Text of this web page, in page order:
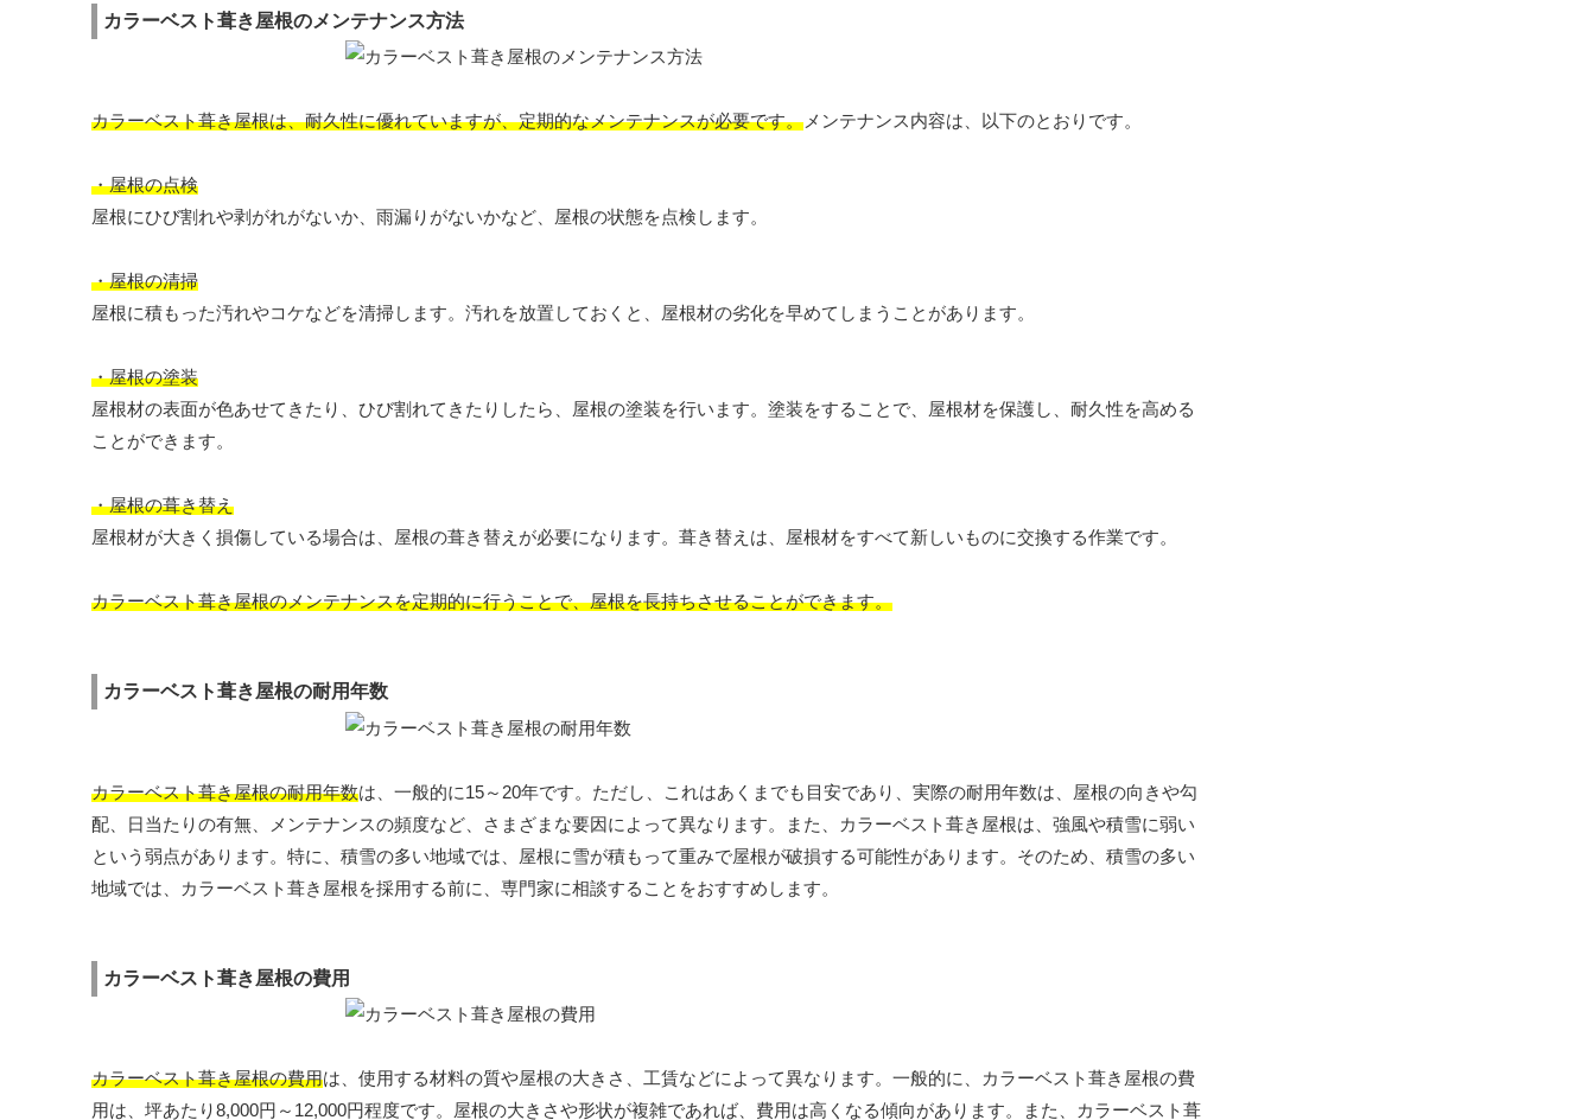
カラーベスト葺き屋根のメンテナンス方法
カラーベスト葺き屋根は、耐久性に優れていますが、定期的なメンテナンスが必要です。 メンテナンス内容は、以下のとおりです。
・屋根の点検
屋根にひび割れや剥がれがないか、雨漏りがないかなど、屋根の状態を点検します。
・屋根の清掃
屋根に積もった汚れやコケなどを清掃します。汚れを放置しておくと、屋根材の劣化を早めてしまうことがあります。
・屋根の塗装
屋根材の表面が色あせてきたり、ひび割れてきたりしたら、屋根の塗装を行います。塗装をすることで、屋根材を保護し、耐久性を高める
ことができます。
・屋根の葺き替え
屋根材が大きく損傷している場合は、屋根の葺き替えが必要になります。葺き替えは、屋根材をすべて新しいものに交換する作業です。
カラーベスト葺き屋根のメンテナンスを定期的に行うことで、屋根を長持ちさせることができます。
カラーベスト葺き屋根の耐用年数
カラーベスト葺き屋根の耐用年数は、一般的に15～20年です。ただし、これはあくまでも目安であり、実際の耐用年数は、屋根の向きや勾
配、日当たりの有無、メンテナンスの頻度など、さまざまな要因によって異なります。また、カラーベスト葺き屋根は、強風や積雪に弱い
という弱点があります。特に、積雪の多い地域では、屋根に雪が積もって重みで屋根が破損する可能性があります。そのため、積雪の多い
地域では、カラーベスト葺き屋根を採用する前に、専門家に相談することをおすすめします。
カラーベスト葺き屋根の費用
カラーベスト葺き屋根の費用は、使用する材料の質や屋根の大きさ、工賃などによって異なります。一般的に、カラーベスト葺き屋根の費
用は、坪あたり8,000円～12,000円程度です。屋根の大きさや形状が複雑であれば、費用は高くなる傾向があります。また、カラーベスト葺